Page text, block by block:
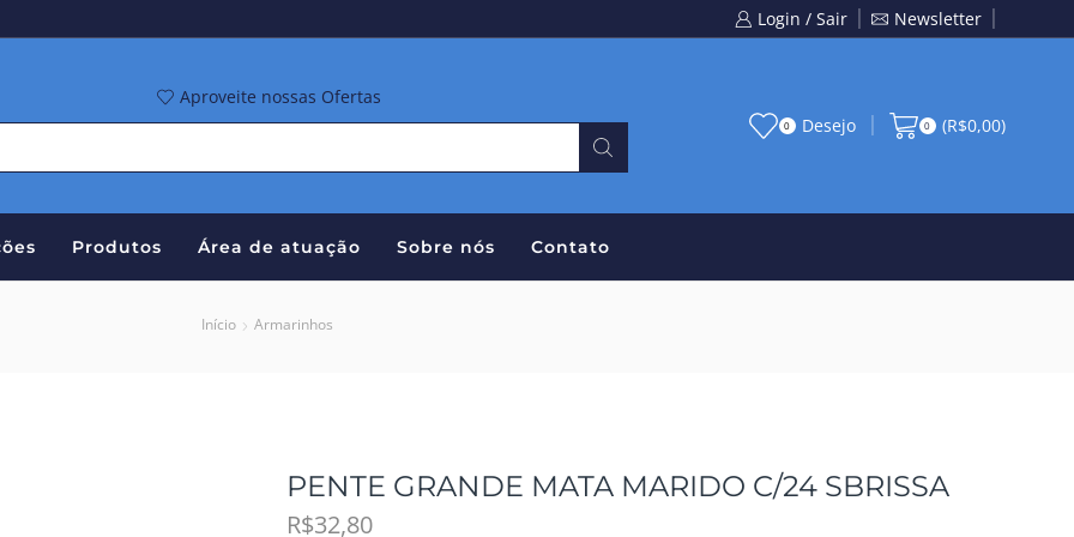
Login / Sair Newsletter
Aproveite nossas Ofertas
0 Desejo 0 (R$0,00)
Produtos Área de atuação Sobre nós Contato
Início Armarinhos
PENTE GRANDE MATA MARIDO C/24 SBRISSA
R$32,80